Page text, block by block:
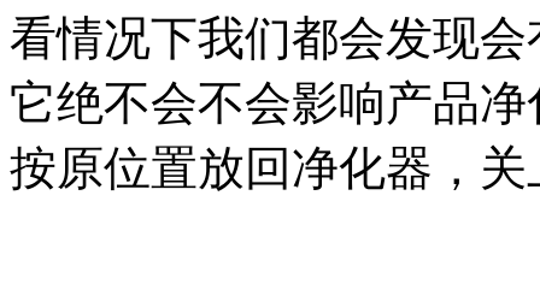
看情况下我们都会发现
它绝不会不会影响产品
按原位置放回净化器，